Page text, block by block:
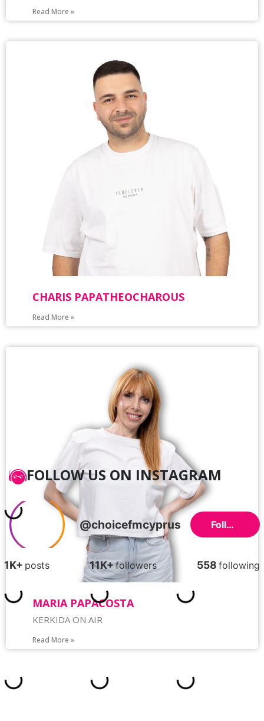
Read More »
CHARIS PAPATHEOCHAROUS
Read More »
MARIA PAPACOSTA
KERKIDA ON AIR
Read More »
FOLLOW US ON INSTAGRAM